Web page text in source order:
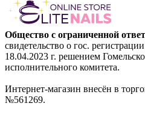
Общество с ограниченной
свидетельство о гос.
18.04.2023 г. решением
исполнительного комитета.
Интернет-магазин внесён в
№561269.